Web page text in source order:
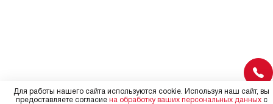
Для работы нашего сайта используются cookie. Используя наш сайт, вы
предоставляете согласие на обработку ваших персональных данныхс